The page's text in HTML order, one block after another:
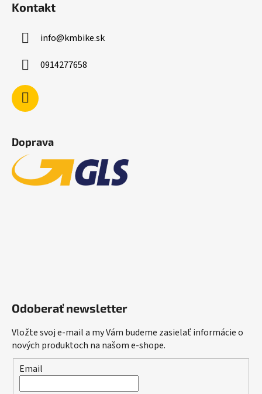
Kontakt
info@kmbike.sk
0914277658
Doprava
Odoberať newsletter
Vložte svoj e-mail a my Vám budeme zasielať informácie o
nových produktoch na našom e-shope.
Email